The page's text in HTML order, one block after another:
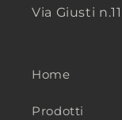
Via Giusti
Home
Prodotti